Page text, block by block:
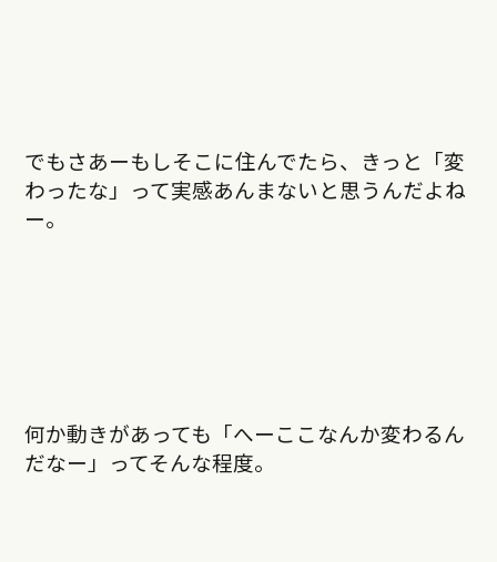
でもさあーもしそこに住んでたら、きっと「変
わったな」って実感あんまないと思うんだよね
ー。
何か動きがあっても「へーここなんか変わるん
だなー」ってそんな程度。